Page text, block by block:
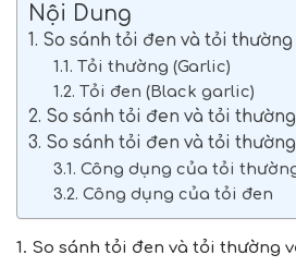
Nội Dung
1. So sánh tỏi đen và tỏi
1.1. Tỏi thường (Garlic)
1.2. Tỏi đen (Black garlic)
2. So sánh tỏi đen và tỏi
3. So sánh tỏi đen và tỏi
3.1. Công dụng của tỏi
3.2. Công dụng của tỏi đen
1. So sánh tỏi đen và tỏi thường